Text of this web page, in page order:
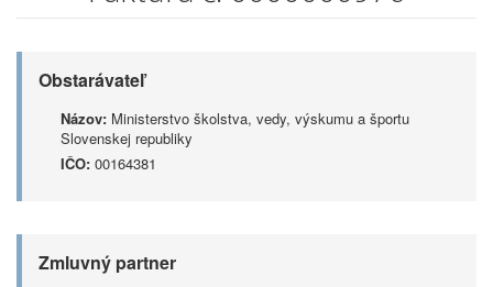
Obstarávateľ
Názov: Ministerstvo školstva, vedy, výskumu a športu
Slovenskej republiky
IČO: 00164381
Zmluvný partner